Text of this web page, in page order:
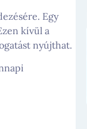
Egy
kívül a
nyújthat.